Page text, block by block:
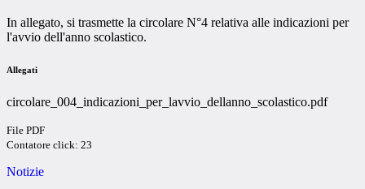
In allegato, si trasmette la circolare N°4 relativa alle indicazioni per
l'avvio dell'anno scolastico.
Allegati
circolare_004_indicazioni_per_lavvio_dellanno_scolastico.pdf
File PDF
Contatore click: 23
Notizie